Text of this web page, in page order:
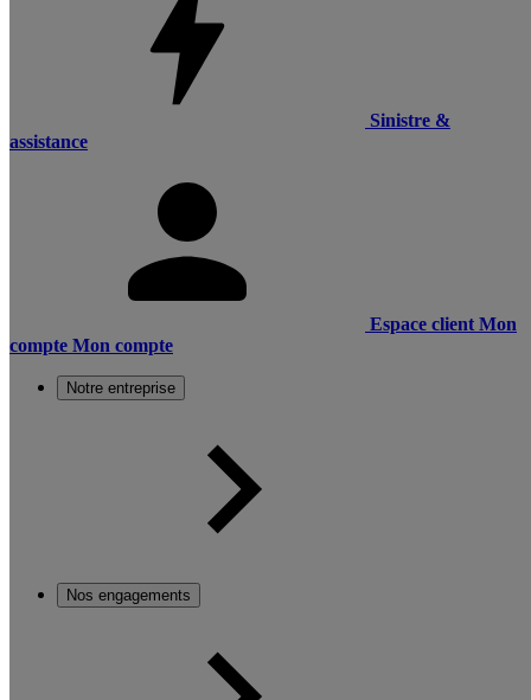
Sinistre &
assistance
Espace client Mon
compte Mon compte
Notre entreprise
Nos engagements